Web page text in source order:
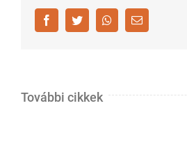
FacebookTwitter WhatsappEmail
További cikkek